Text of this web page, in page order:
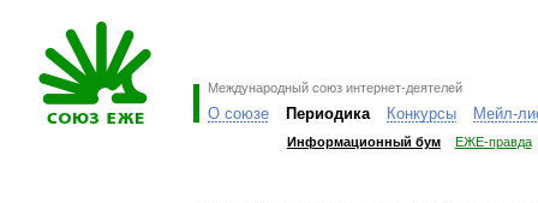
Международный союз интернет-деятелей
О союзе Периодика Конкурсы Мейл-
Информационный бум ЕЖЕ-правда